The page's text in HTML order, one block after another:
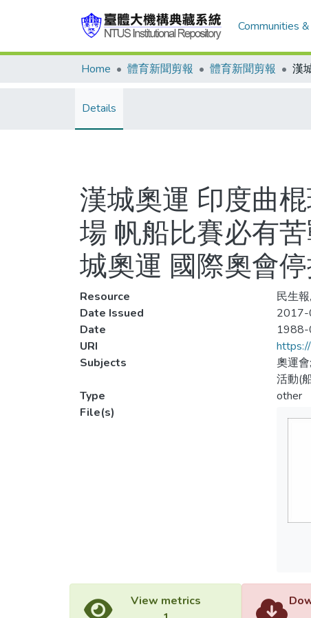
Communities
Home 體育新聞剪報 體育新聞剪報
Details
漢城奧運 印度曲
場 帆船比賽必有
城奧運 國際奧會
Resource
民生
Date Issued
2017-
Date
URI
Subjects
奧運
活動(
Type
other
File(s)
View metrics